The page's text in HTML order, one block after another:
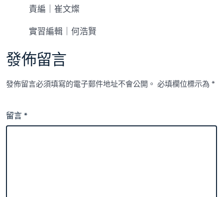
責編｜崔文燦
實習編輯｜何浩賢
發佈留言
發佈留言必須填寫的電子郵件地址不會公開。 必填欄位標示為*
留言*